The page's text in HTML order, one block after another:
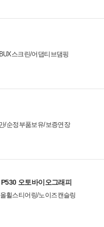
스크린/어댑티브댐핑
/순정부품보유/보증연장
오토바이오그래피
휠스티어링/노이즈캔슬링